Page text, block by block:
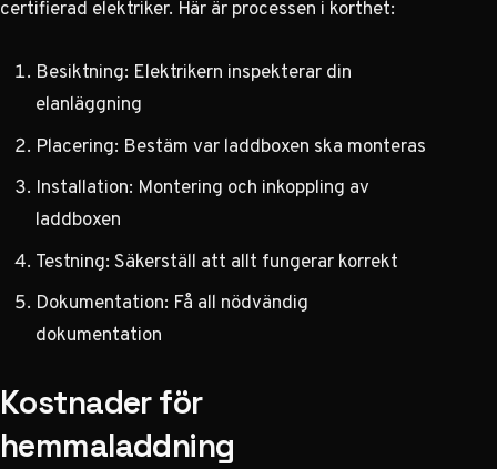
certifierad elektriker. Här är processen i korthet:
Besiktning: Elektrikern inspekterar din
elanläggning
Placering: Bestäm var laddboxen ska monteras
Installation: Montering och inkoppling av
laddboxen
Testning: Säkerställ att allt fungerar korrekt
Dokumentation: Få all nödvändig
dokumentation
Kostnader för
hemmaladdning